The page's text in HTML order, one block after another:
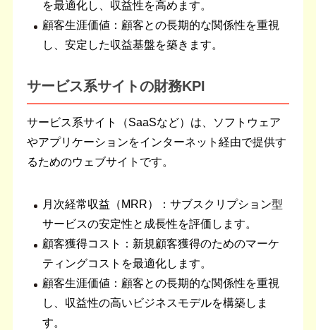
を最適化し、収益性を高めます。
顧客生涯価値：顧客との長期的な関係性を重視
し、安定した収益基盤を築きます。
サービス系サイトの財務KPI
サービス系サイト（SaaSなど）は、ソフトウェア
やアプリケーションをインターネット経由で提供す
るためのウェブサイトです。
月次経常収益（MRR）：サブスクリプション型
サービスの安定性と成長性を評価します。
顧客獲得コスト：新規顧客獲得のためのマーケ
ティングコストを最適化します。
顧客生涯価値：顧客との長期的な関係性を重視
し、収益性の高いビジネスモデルを構築しま
す。